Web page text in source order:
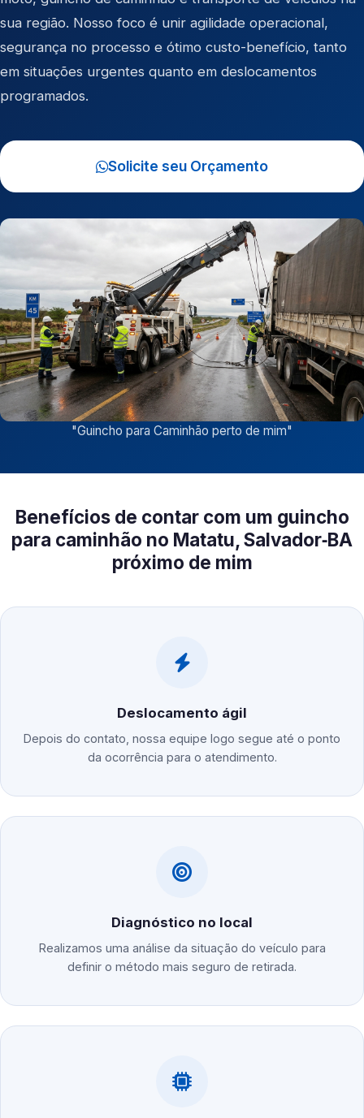
sua região. Nosso foco é unir agilidade operacional,
segurança no processo e ótimo custo-benefício, tanto
em situações urgentes quanto em deslocamentos
programados.
Solicite seu Orçamento
"Guincho para Caminhão perto de mim"
Benefícios de contar com um guincho
para caminhão no Matatu, Salvador‑BA
próximo de mim
Deslocamento ágil
Depois do contato, nossa equipe logo segue até o ponto
da ocorrência para o atendimento.
Diagnóstico no local
Realizamos uma análise da situação do veículo para
definir o método mais seguro de retirada.